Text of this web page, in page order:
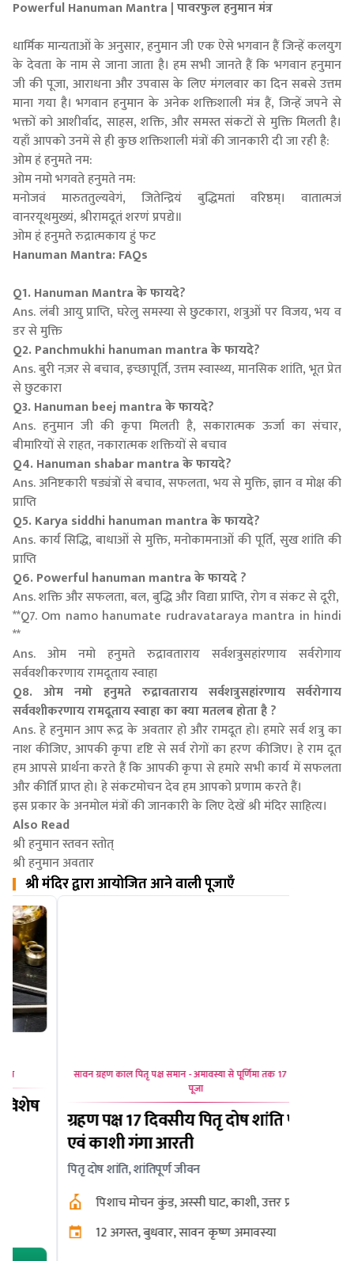
Powerful Hanuman Mantra | पावरफुल हनुमान मंत्र
धार्मिक मान्यताओं के अनुसार, हनुमान जी एक ऐसे भगवान हैं जिन्हें कलयुग
के देवता के नाम से जाना जाता है। हम सभी जानते हैं कि भगवान हनुमान
जी की पूजा, आराधना और उपवास के लिए मंगलवार का दिन सबसे उत्तम
माना गया है। भगवान हनुमान के अनेक शक्तिशाली मंत्र हैं, जिन्हें जपने से
भक्तों को आशीर्वाद, साहस, शक्ति, और समस्त संकटों से मुक्ति मिलती है।
यहाँ आपको उनमें से ही कुछ शक्तिशाली मंत्रों की जानकारी दी जा रही है:
ओम हं हनुमते नम:
ओम नमो भगवते हनुमते नम:
मनोजवं मारुततुल्यवेगं, जितेन्द्रियं बुद्धिमतां वरिष्ठम्। वातात्मजं
वानरयूथमुख्यं, श्रीरामदूतं शरणं प्रपद्ये॥
ओम हं हनुमते रुद्रात्मकाय हुं फट
Hanuman Mantra: FAQs
Q1. Hanuman Mantra के फायदे?
Ans. लंबी आयु प्राप्ति, घरेलु समस्या से छुटकारा, शत्रुओं पर विजय, भय व
डर से मुक्ति
Q2. Panchmukhi hanuman mantra के फायदे?
Ans. बुरी नज़र से बचाव, इच्छापूर्ति, उत्तम स्वास्थ्य, मानसिक शांति, भूत प्रेत
से छुटकारा
Q3. Hanuman beej mantra के फायदे?
Ans. हनुमान जी की कृपा मिलती है, सकारात्मक ऊर्जा का संचार,
बीमारियों से राहत, नकारात्मक शक्तियों से बचाव
Q4. Hanuman shabar mantra के फायदे?
Ans. अनिष्टकारी षड्यंत्रों से बचाव, सफलता, भय से मुक्ति, ज्ञान व मोक्ष की
प्राप्ति
Q5. Karya siddhi hanuman mantra के फायदे?
Ans. कार्य सिद्धि, बाधाओं से मुक्ति, मनोकामनाओं की पूर्ति, सुख शांति की
प्राप्ति
Q6. Powerful hanuman mantra के फायदे ?
Ans. शक्ति और सफलता, बल, बुद्धि और विद्या प्राप्ति, रोग व संकट से दूरी,
**Q7. Om namo hanumate rudravataraya mantra in hindi
**
Ans. ओम नमो हनुमते रुद्रावताराय सर्वशत्रुसहांरणाय सर्वरोगाय
सर्ववशीकरणाय रामदूताय स्वाहा
Q8. ओम नमो हनुमते रुद्रावताराय सर्वशत्रुसहांरणाय सर्वरोगाय
सर्ववशीकरणाय रामदूताय स्वाहा का क्या मतलब होता है ?
Ans. हे हनुमान आप रूद्र के अवतार हो और रामदूत हो। हमारे सर्व शत्रु का
नाश कीजिए, आपकी कृपा दृष्टि से सर्व रोगों का हरण कीजिए। हे राम दूत
हम आपसे प्रार्थना करते हैं कि आपकी कृपा से हमारे सभी कार्य में सफलता
और कीर्ति प्राप्त हो। हे संकटमोचन देव हम आपको प्रणाम करते हैं।
इस प्रकार के अनमोल मंत्रों की जानकारी के लिए देखें श्री मंदिर साहित्य।
Also Read
श्री हनुमान स्तवन स्तोत्
श्री हनुमान अवतार
श्री मंदिर द्वारा आयोजित आने वाली पूजाएँ
सावन ग्रहण काल पितृ पक्ष समान - अमावस्या से पूर्णिमा तक 17 दिवसीय
ग्रहण पक्ष 17 दिवसीय पितृ दोष शांति पूजा
एवं काशी गंगा आरती
पितृ दोष शांति, शांतिपूर्ण जीवन
पिशाच मोचन कुंड, अस्सी घाट, काशी, उत्तर प्रदेश
12 अगस्त, बुधवार, सावन कृष्ण अमावस्या